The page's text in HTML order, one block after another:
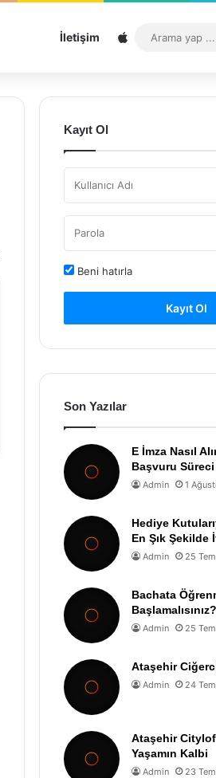
İletişim Sitemap
Kayıt Ol
Beni hatırla
Kayıt Ol
Son Yazılar
E İmza Nasıl
Başvuru Süreci
Admin 1
Hediye
En Şık Şekilde
Admin 25
Bachata
Başlamalısınız?
Admin 25
Ataşehir
Admin 24
Ataşehir
Yaşamın Kalbi
Admin 23